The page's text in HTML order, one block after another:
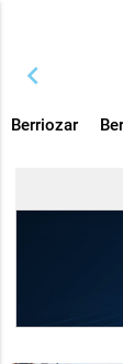
chevron_left
Berriozar